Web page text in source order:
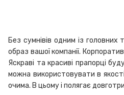
Без сумнівів одним із
образ вашої компанії.
Яскраві та красиві прапорці
можна використовувати в
очима. В цьому і полягає